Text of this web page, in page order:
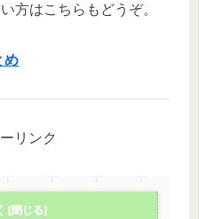
方はこちらもどうぞ。
め
リンク